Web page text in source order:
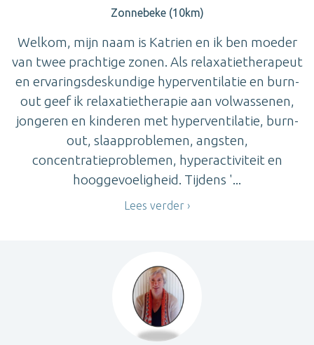
Zonnebeke (10km)
Welkom, mijn naam is Katrien en ik ben moeder
van twee prachtige zonen. Als relaxatietherapeut
en ervaringsdeskundige hyperventilatie en burn-
out geef ik relaxatietherapie aan volwassenen,
jongeren en kinderen met hyperventilatie, burn-
out, slaapproblemen, angsten,
concentratieproblemen, hyperactiviteit en
hooggevoeligheid. Tijdens '...
Lees verder